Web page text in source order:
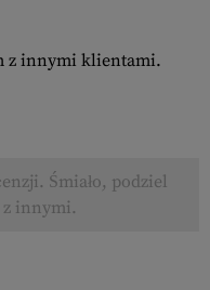
z innymi klientami.
Śmiało, podziel
z innymi.